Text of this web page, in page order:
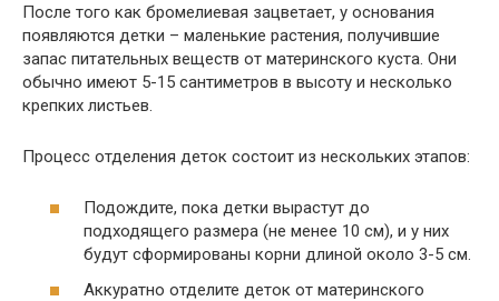
После того как бромелиевая зацветает, у основания
появляются детки – маленькие растения, получившие
запас питательных веществ от материнского куста. Они
обычно имеют 5-15 сантиметров в высоту и несколько
крепких листьев.
Процесс отделения деток состоит из нескольких этапов:
Подождите, пока детки вырастут до
подходящего размера (не менее 10 см), и у них
будут сформированы корни длиной около 3-5 см.
Аккуратно отделите деток от материнского